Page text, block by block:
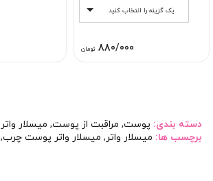
یک گزینه را انتخاب کنید
880/000 تومان
دسته بندی: پوست, مراقبت از پوست, میسلار واتر
برچسب ها: میسلار واتر, میسلار واتر پوست چرب,